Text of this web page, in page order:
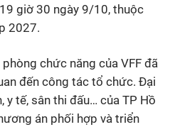
giờ 30 ngày 9/10, thuộc
2027.
chức năng của VFF đã
đến công tác tổ chức. Đại
y tế, sân thi đấu… của TP Hồ
án phối hợp và triển